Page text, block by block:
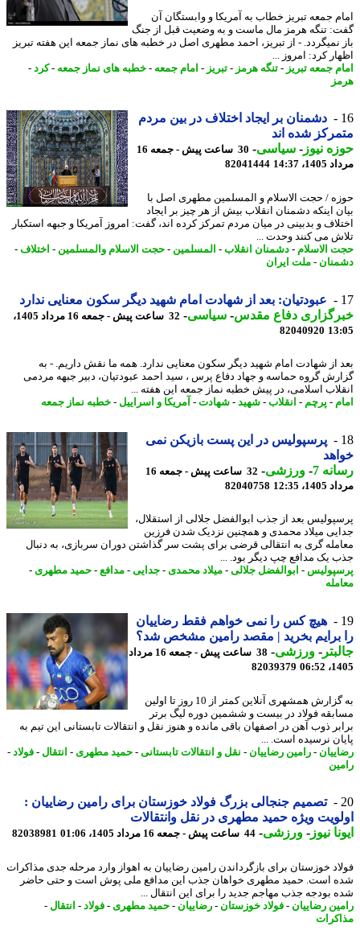
جمعه تبریز خطاب به آمریکا و وابستگان آن
تنگه هرمز مال ماست و به وضعیت قبل از جنگ
نمیگردد. - از تبریز، احمد مطهری اصل در خطبه های نماز جمعه این هفته تبریز
کرد: امروز ...
جمعه تبریز- تنگه هرمز- تبریز- امام جمعه-خطبه های نماز جمعه-کرد-
دشمنان بر ایجاد اختلاف در بین مردم
شده اند
نیوز-سیاسی-
30 ساعت پیش - جمعه 16
14:37
82041444
/ حجت الاسلام و المسلمین مطهری اصل با
اینکه دشمنان انقلاب بیش از هر چیز بر ایجاد
و بدبینی در میان مردم تمرکز کرده اند، گفت: امروز آمریکا و جبهه استکبار
می کنند وحدت ...
الاسلام-دشمنان انقلاب-المسلمین-حجت الاسلام والمسلمین-اختلاف-
-ملت ایران
عبودتیان: بعد از شهادت امام شهید دیگر سکون معنایی ندارد
دفاع مقدس-سیاسی-
32 ساعت پیش - جمعه 16 مرداد 1405،
82040920
از شهادت امام شهید دیگر سکون معنایی ندارد. همه ما نقش داریم. - به
گروه حماسه و جهاد دفاع پرس ، سید احمد عبودتیان، دبیر جبهه مردمی
اسلامی، در پیش خطبه نماز جمعه این هفته ...
-پرچم-انقلاب-شهید-شهادت-آمریکا و اسراییل -خطبه نماز جمعه
پرسپولیس در این پست بازیکن نمی
7
-ورزشی-
32 ساعت پیش - جمعه 16
12:35
82040758
بعد از جذب ابوالفضل جلالی از استقلال،
میلاد محمدی و همچنین نزدیک شدن فرزین
گری به انتقالی قرضی برای پشت سر گذاشتن دوران سربازی، به دنبال
یک مدافع چپ دیگر بود. ...
-ابوالفضل جلالی-میلاد محمدی-جدایی- مدافع- حمید مطهری-
هیچ کس را نمی خواهم فقط رضاییان
برایم بخرید | مقصد رامین مشخص شد؟
-ورزشی-
38 ساعت پیش - جمعه 16 مرداد
82039379
به گزارش همشهری آنلاین کمتر از 10 روز تا اولین
فولاد در بیست و ششمین دوره لیگ برتر
ذوب آهن در اصفهان باقی مانده و هنوز نقل و انتقالات تابستانی این تیم به
نرسیده است. ...
-رامین رضاییان-نقل و انتقالات تابستانی-حمید مطهری- انتقال-فولاد-
تصمیم جنجالی بزرگ فولاد خوزستان برای رامین رضاییان :
ویژه حمید مطهری در نقل وانتقالات
نیوز-ورزشی-44 ساعت پیش - جمعه 16 مرداد 1405، 01:06 82038981
خوزستان برای بازگرداندن رامین رضاییان به اهواز وارد مرحله جدی مذاکرات
است. حمید مطهری خواهان جذب این مدافع ملی پوش است و حتی حاضر
بودجه جذب مهاجم جدید را برای این انتقال ...
رضاییان-فولاد خوزستان-رضاییان-حمید مطهری- فولاد-انتقال-